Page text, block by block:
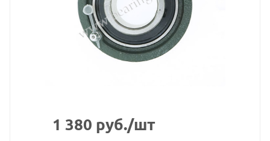
1 380 руб./шт